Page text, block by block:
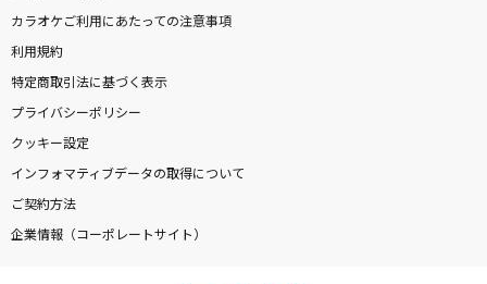
カラオケご利用にあたっての注意事項
利用規約
特定商取引法に基づく表示
プライバシーポリシー
クッキー設定
インフォマティブデータの取得について
ご契約方法
企業情報（コーポレートサイト）